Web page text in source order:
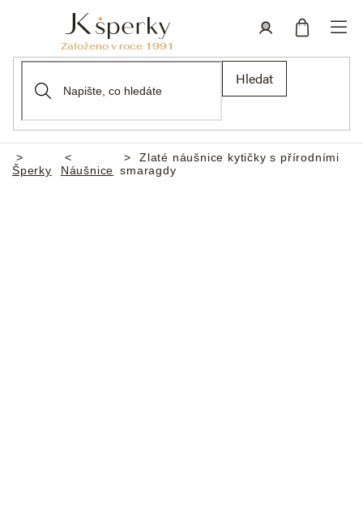
Hledat
Domů
Šperky Náušnice
Zlaté náušnice kytičky s přírodními
smaragdy